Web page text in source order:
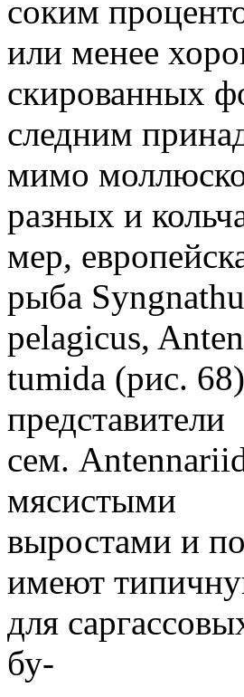
соким
или менее
скированных
следним
мимо
разных и
мер,
рыба
pelagicus,
tumida (рис.
представители
сем.
мясистыми
выростами и
имеют
для
бу-